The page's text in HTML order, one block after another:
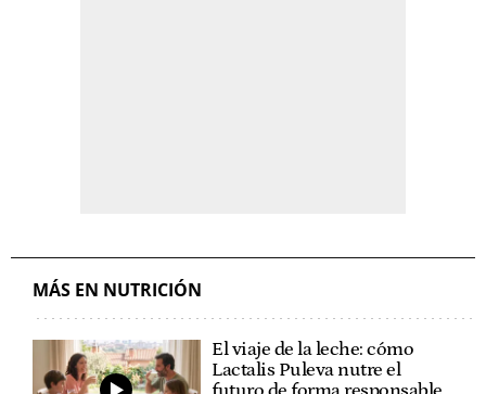
MÁS EN NUTRICIÓN
El viaje de la leche: cómo
Lactalis Puleva nutre el